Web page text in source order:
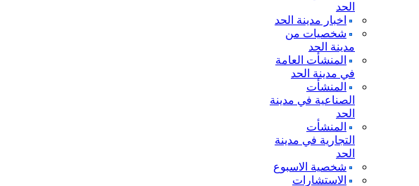
الحد
اخبار مدينة الحد
شخصيات من
مدينة الحد
المنشأت العامة
في مدينة الحد
المنشأت
الصناعية في مدينة
الحد
المنشأت
التجارية في مدينة
الحد
شخصية الاسبوع
الاستشارات